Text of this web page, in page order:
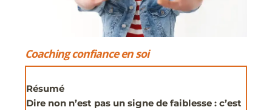
Coaching confiance en soi
Résumé
Dire non n’est pas un signe de faiblesse : c’est